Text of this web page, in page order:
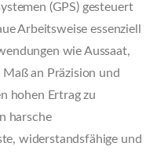
(GPS) gesteuert
Arbeitsweise essenziell
wie Aussaat,
an Präzision und
hohen Ertrag zu
harsche
widerstandsfähige und